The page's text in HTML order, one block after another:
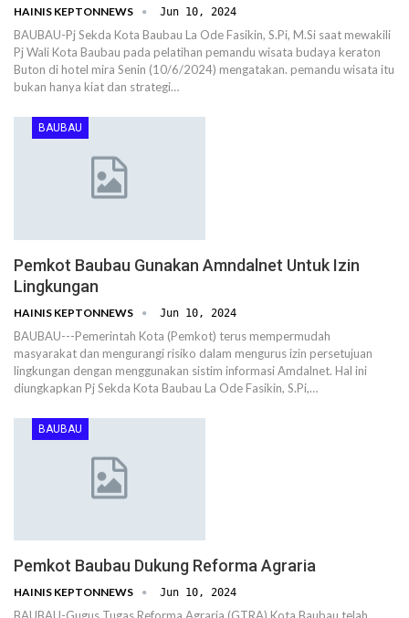
HAINIS KEPTONNEWS Jun 10, 2024
BAUBAU-Pj Sekda Kota Baubau La Ode Fasikin, S.Pi, M.Si saat mewakili
Pj Wali Kota Baubau pada pelatihan pemandu wisata budaya keraton
Buton di hotel mira Senin (10/6/2024) mengatakan. pemandu wisata itu
bukan hanya kiat dan strategi…
BAUBAU
Pemkot Baubau Gunakan Amndalnet Untuk Izin
Lingkungan
HAINIS KEPTONNEWS Jun 10, 2024
BAUBAU---Pemerintah Kota (Pemkot) terus mempermudah
masyarakat dan mengurangi risiko dalam mengurus izin persetujuan
lingkungan dengan menggunakan sistim informasi Amdalnet. Hal ini
diungkapkan Pj Sekda Kota Baubau La Ode Fasikin, S.Pi,…
BAUBAU
Pemkot Baubau Dukung Reforma Agraria
HAINIS KEPTONNEWS Jun 10, 2024